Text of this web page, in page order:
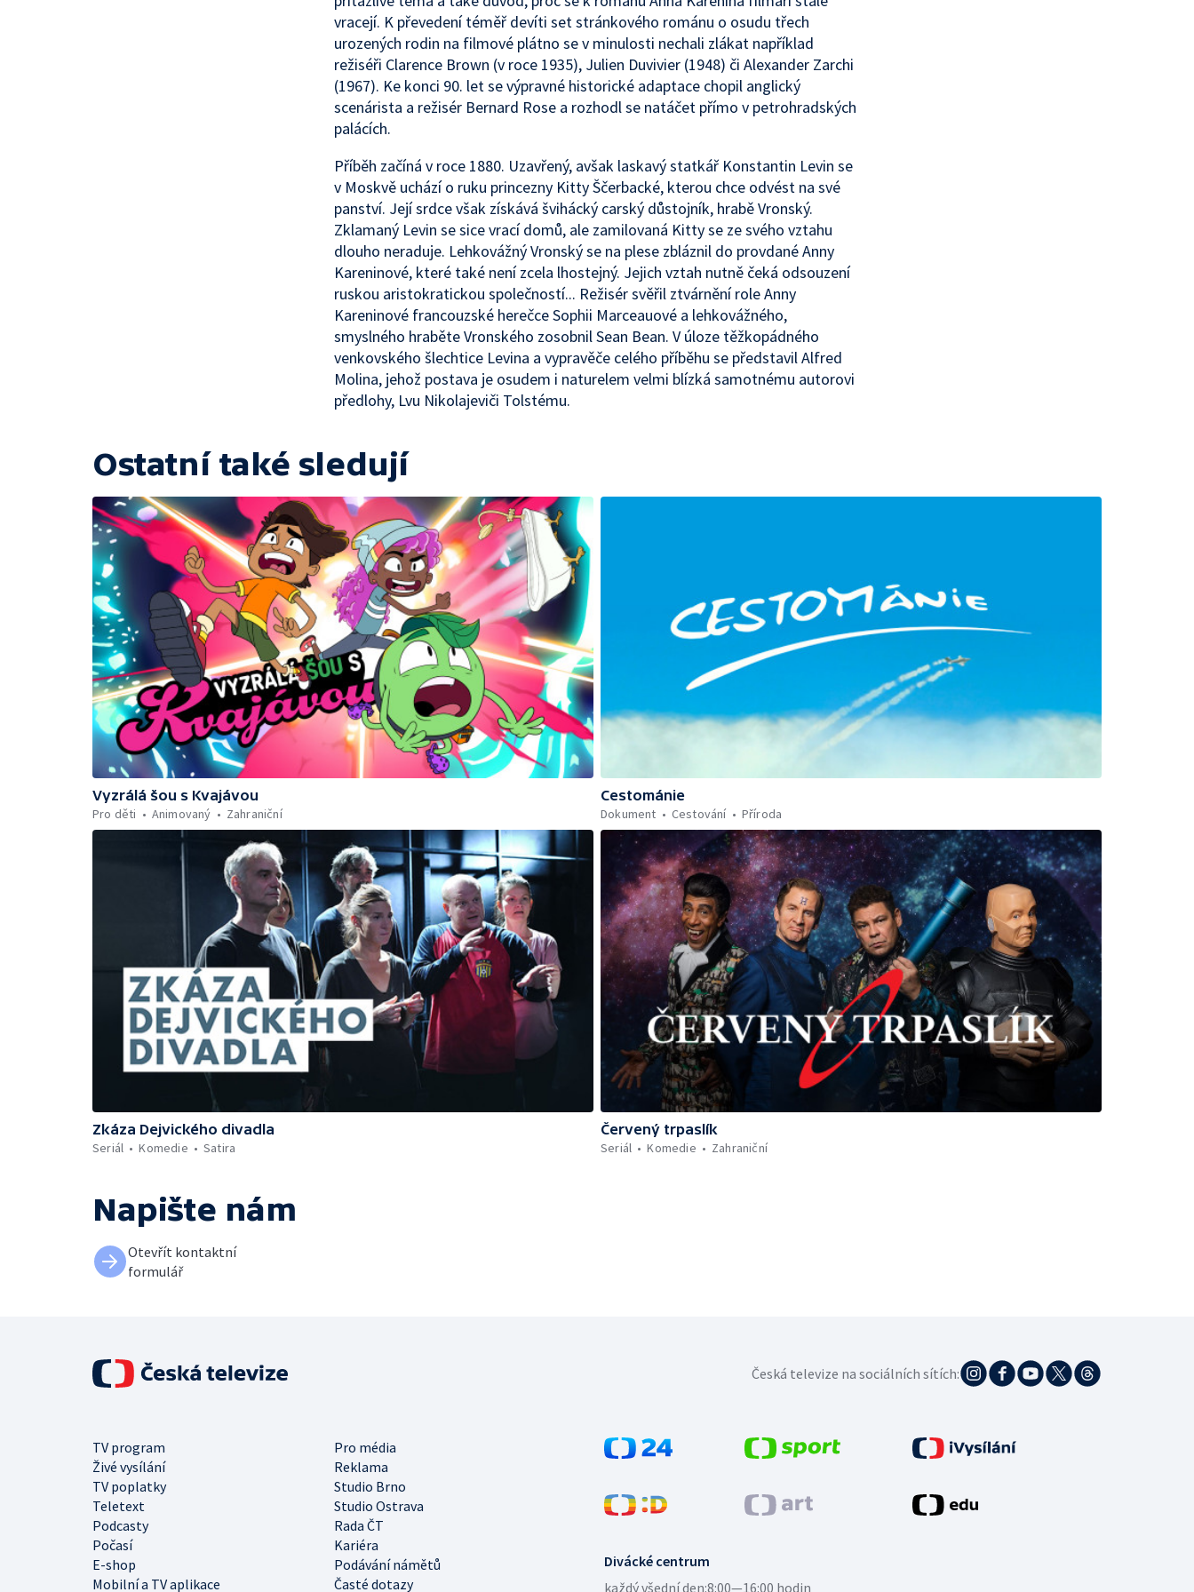
vracejí. K převedení téměř devíti set stránkového románu o osudu třech
urozených rodin na filmové plátno se v minulosti nechali zlákat například
režiséři Clarence Brown (v roce 1935), Julien Duvivier (1948) či Alexander Zarchi
(1967). Ke konci 90. let se výpravné historické adaptace chopil anglický
scenárista a režisér Bernard Rose a rozhodl se natáčet přímo v petrohradských
palácích.
Příběh začíná v roce 1880. Uzavřený, avšak laskavý statkář Konstantin Levin se
v Moskvě uchází o ruku princezny Kitty Ščerbacké, kterou chce odvést na své
panství. Její srdce však získává švihácký carský důstojník, hrabě Vronský.
Zklamaný Levin se sice vrací domů, ale zamilovaná Kitty se ze svého vztahu
dlouho neraduje. Lehkovážný Vronský se na plese zbláznil do provdané Anny
Kareninové, které také není zcela lhostejný. Jejich vztah nutně čeká odsouzení
ruskou aristokratickou společností... Režisér svěřil ztvárnění role Anny
Kareninové francouzské herečce Sophii Marceauové a lehkovážného,
smyslného hraběte Vronského zosobnil Sean Bean. V úloze těžkopádného
venkovského šlechtice Levina a vypravěče celého příběhu se představil Alfred
Molina, jehož postava je osudem i naturelem velmi blízká samotnému autorovi
předlohy, Lvu Nikolajeviči Tolstému.
Ostatní také sledují
Vyzrálá šou s Kvajávou
Pro děti
Animovaný Zahraniční
Cestománie
Dokument
Cestování Příroda
Zkáza Dejvického divadla
Seriál
Komedie Satira
Červený trpaslík
Seriál
Komedie Zahraniční
Napište nám
Otevřít kontaktní
formulář
Divácké centrum
každý všední den:8:00—16:00 hodin
TV program
Pro média
Živé vysílání
Reklama
TV poplatky
Studio Brno
Teletext
Studio Ostrava
Podcasty
Rada ČT
Počasí
Kariéra
E-shop
Podávání námětů
Mobilní a TV aplikace
Časté dotazy
Česká televize na sociálních sítích: